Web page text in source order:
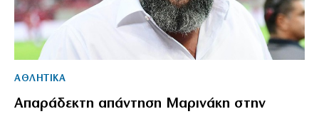
ΑΘΛΗΤΙΚΑ
Απαράδεκτη απάντηση Μαρινάκη στην